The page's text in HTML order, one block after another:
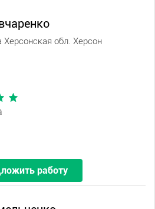
Херсонская обл. Херсон
работу